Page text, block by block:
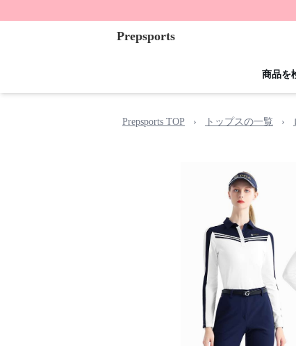
Prepsports
商品を
Prepsports TOP › トップスの一覧 ›